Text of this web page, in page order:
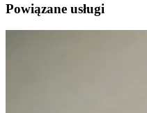
Powiązane usługi